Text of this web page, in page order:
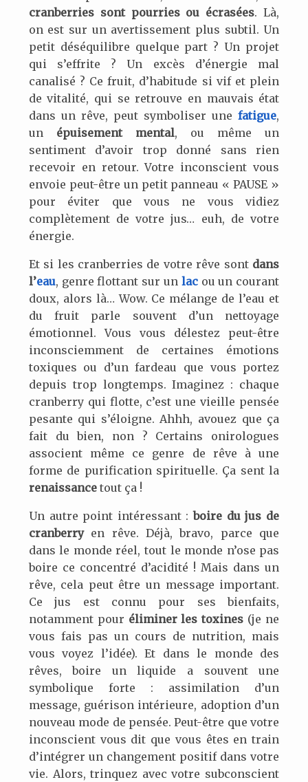
cranberries sont pourries ou écrasées. Là,
on est sur un avertissement plus subtil. Un
petit déséquilibre quelque part ? Un projet
qui s’effrite ? Un excès d’énergie mal
canalisé ? Ce fruit, d’habitude si vif et plein
de vitalité, qui se retrouve en mauvais état
dans un rêve, peut symboliser unefatigue,
un épuisement mental, ou même un
sentiment d’avoir trop donné sans rien
recevoir en retour. Votre inconscient vous
envoie peut-être un petit panneau «PAUSE »
pour éviter que vous ne vous vidiez
complètement de votre jus… euh, de votre
énergie.
Et si les cranberries de votre rêve sont dans
l’eau, genre flottant sur un lacou un courant
doux, alors là… Wow. Ce mélange de l’eau et
du fruit parle souvent d’un nettoyage
émotionnel. Vous vous délestez peut-être
inconsciemment de certaines émotions
toxiques ou d’un fardeau que vous portez
depuis trop longtemps. Imaginez : chaque
cranberry qui flotte, c’est une vieille pensée
pesante qui s’éloigne. Ahhh, avouez que ça
fait du bien, non ? Certains onirologues
associent même ce genre de rêve à une
forme de purification spirituelle. Ça sent la
renaissancetout ça !
Un autre point intéressant :boire du jus de
cranberryen rêve. Déjà, bravo, parce que
dans le monde réel, tout le monde n’ose pas
boire ce concentré d’acidité ! Mais dans un
rêve, cela peut être un message important.
Ce jus est connu pour ses bienfaits,
notamment pour éliminer les toxines (je ne
vous fais pas un cours de nutrition, mais
vous voyez l’idée). Et dans le monde des
rêves, boire un liquide a souvent une
symbolique forte : assimilation d’un
message, guérison intérieure, adoption d’un
nouveau mode de pensée. Peut-être que votre
inconscient vous dit que vous êtes en train
d’intégrer un changement positif dans votre
vie. Alors, trinquez avec votre subconscient